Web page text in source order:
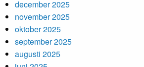
december 2025
november 2025
oktober 2025
september 2025
augusti 2025